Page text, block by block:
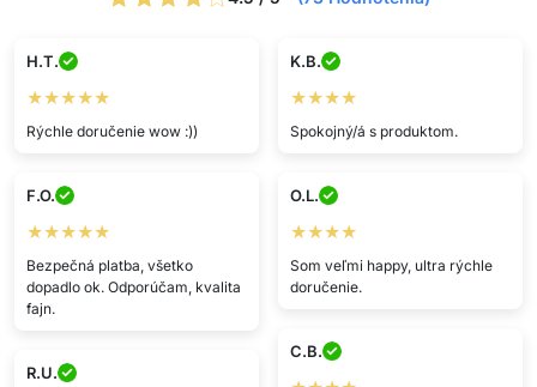
H.T.
★★★★★
Rýchle doručenie wow :))
K.B.
★★★★
Spokojný/á s produktom.
F.O.
★★★★★
Bezpečná platba, všetko
dopadlo ok. Odporúčam, kvalita
fajn.
O.L.
★★★★
Som veľmi happy, ultra rýchle
doručenie.
C.B.
R.U.